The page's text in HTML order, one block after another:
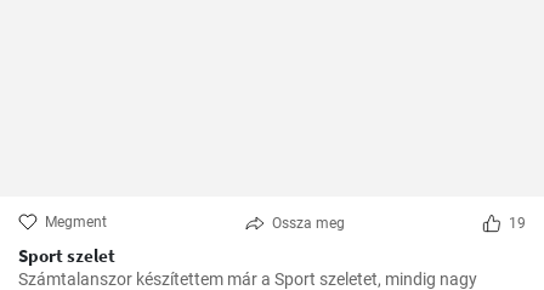
Megment Ossza meg 19
Sport szelet
Számtalanszor készítettem már a Sport szeletet, mindig nagy